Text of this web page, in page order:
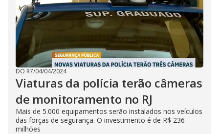
DO R7/04/04/2024
Viaturas da polícia terão câmeras
de monitoramento no RJ
Mais de 5.000 equipamentos serão instalados nos veículos
das forças de segurança. O investimento é de R$ 236
milhões